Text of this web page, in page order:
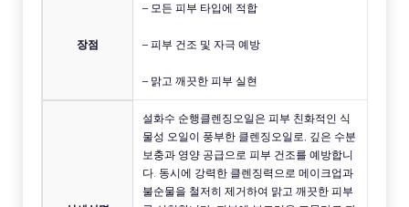
장점
– 모든 피부 타입에 적합
– 피부 건조 및 자극 예방
– 맑고 깨끗한 피부 실현
설화수 순행클렌징오일은 피부 친화적인 식
물성 오일이 풍부한 클렌징오일로, 깊은 수분
보충과 영양 공급으로 피부 건조를 예방합니
다. 동시에 강력한 클렌징력으로 메이크업과
불순물을 철저히 제거하여 맑고 깨끗한 피부